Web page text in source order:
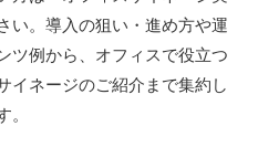
い。導入の狙い・進め方や運
ツ例から、オフィスで役立つ
イネージのご紹介まで集約し
。